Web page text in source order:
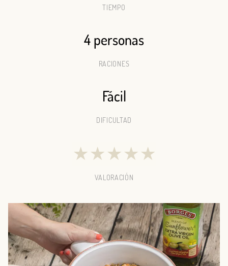
TIEMPO
4 personas
RACIONES
Fácil
DIFICULTAD
★★★★★
VALORACIÓN